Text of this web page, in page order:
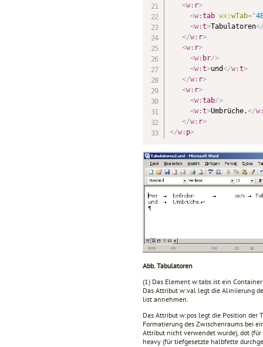
<w: r>
<w:tab wx:wTab="
<w:t>Tabulatoren
</w: r>
<w: r>
<w: br/>
<w:t>und</w:t>
</w: r>
<w: r>
<w:tab/>
<w:t>Umbrüche.</
</w: r>
</w: p>
Abb. Tabulatoren
(1) Das Element w:tabs ist ein
Das Attribut w:val legt die Aliniierung
list annehmen.
Das Attribut w:pos legt die Position
Formatierung des Zwischenraums bei
Attribut nicht verwendet wurde), dot
heavy (für tiefgesetzte halbfette